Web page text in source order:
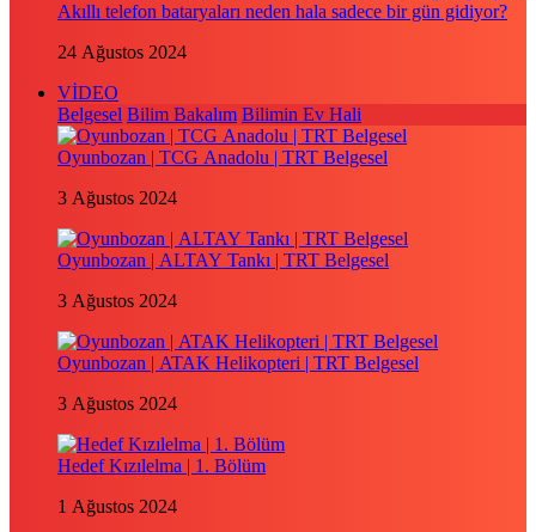
Akıllı telefon bataryaları neden hala sadece bir gün gidiyor?
24 Ağustos 2024
VİDEO
Belgesel Bilim Bakalım Bilimin Ev Hali
Oyunbozan | TCG Anadolu | TRT Belgesel
3 Ağustos 2024
Oyunbozan | ALTAY Tankı | TRT Belgesel
3 Ağustos 2024
Oyunbozan | ATAK Helikopteri | TRT Belgesel
3 Ağustos 2024
Hedef Kızılelma | 1. Bölüm
1 Ağustos 2024